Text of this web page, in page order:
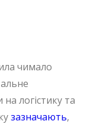
чимало
логістику та
зазначають,